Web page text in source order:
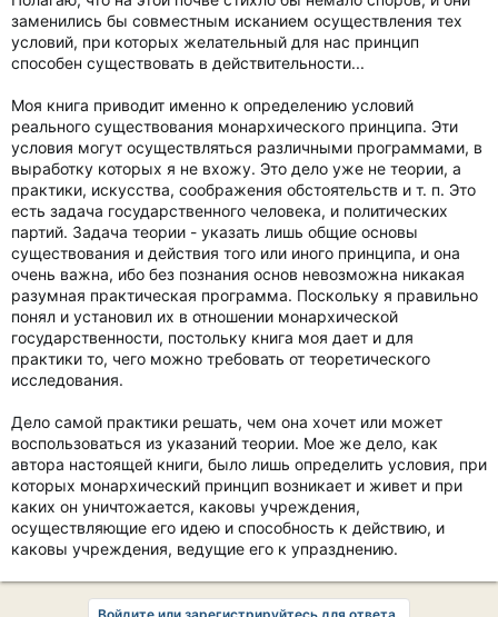
заменились бы совместным исканием осуществления тех
условий, при которых желательный для нас принцип
способен существовать в действительности...
Моя книга приводит именно к определению условий
реального существования монархического принципа. Эти
условия могут осуществляться различными программами, в
выработку которых я не вхожу. Это дело уже не теории, а
практики, искусства, соображения обстоятельств и т. п. Это
есть задача государственного человека, и политических
партий. Задача теории - указать лишь общие основы
существования и действия того или иного принципа, и она
очень важна, ибо без познания основ невозможна никакая
разумная практическая программа. Поскольку я правильно
понял и установил их в отношении монархической
государственности, постольку книга моя дает и для
практики то, чего можно требовать от теоретического
исследования.
Дело самой практики решать, чем она хочет или может
воспользоваться из указаний теории. Мое же дело, как
автора настоящей книги, было лишь определить условия, при
которых монархический принцип возникает и живет и при
каких он уничтожается, каковы учреждения,
осуществляющие его идею и способность к действию, и
каковы учреждения, ведущие его к упразднению.